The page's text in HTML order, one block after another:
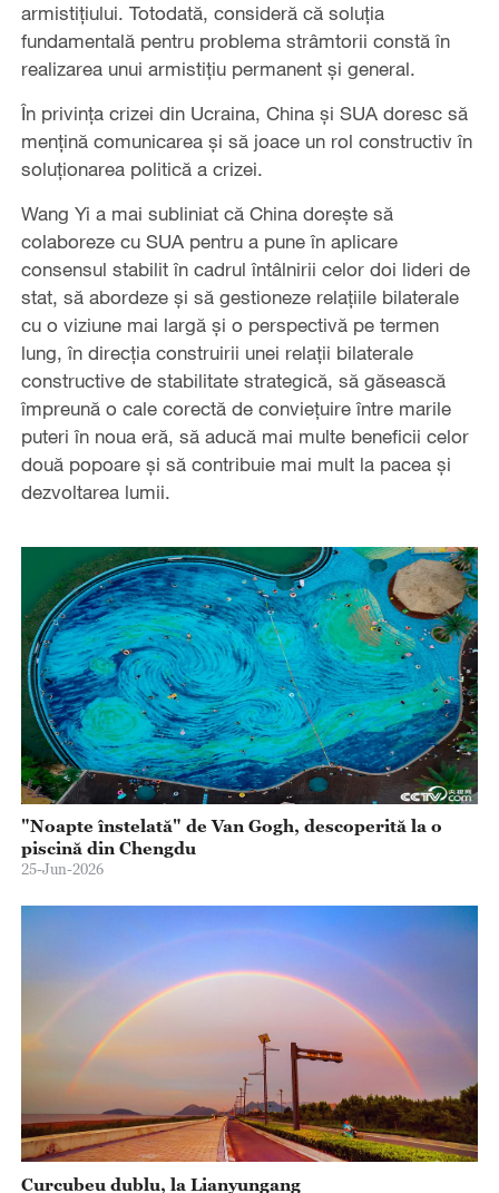
armistițiului. Totodată, consideră că soluția
fundamentală pentru problema strâmtorii constă în
realizarea unui armistițiu permanent și general.
În privința crizei din Ucraina, China și SUA doresc să
mențină comunicarea și să joace un rol constructiv în
soluționarea politică a crizei.
Wang Yi a mai subliniat că China dorește să
colaboreze cu SUA pentru a pune în aplicare
consensul stabilit în cadrul întâlnirii celor doi lideri de
stat, să abordeze și să gestioneze relațiile bilaterale
cu o viziune mai largă și o perspectivă pe termen
lung, în direcția construirii unei relații bilaterale
constructive de stabilitate strategică, să găsească
împreună o cale corectă de conviețuire între marile
puteri în noua eră, să aducă mai multe beneficii celor
două popoare și să contribuie mai mult la pacea și
dezvoltarea lumii.
"Noapte înstelată" de Van Gogh, descoperită la o
piscină din Chengdu
25-Jun-2026
Curcubeu dublu, la Lianyungang